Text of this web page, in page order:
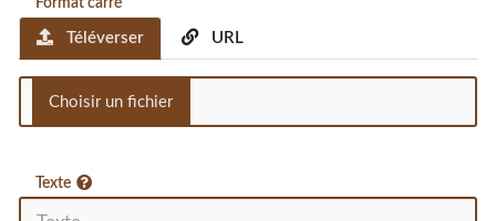
Format carré
Téléverser URL
Texte